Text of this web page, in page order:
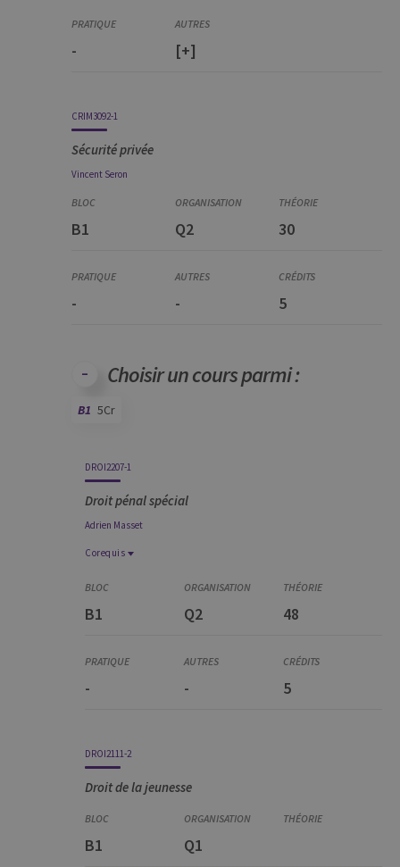
- [+]
CRIM3092-1
Sécurité privée
Vincent Seron
B1 Q2 30
- - 5
Choisir un cours parmi :
B1 5Cr
DROI2207-1
Droit pénal spécial
Adrien Masset
Corequis
Corequis
Principes de procédure pénale
Principes de droit pénal
B1 Q2 48
- - 5
DROI2111-2
Droit de la jeunesse
B1 Q1